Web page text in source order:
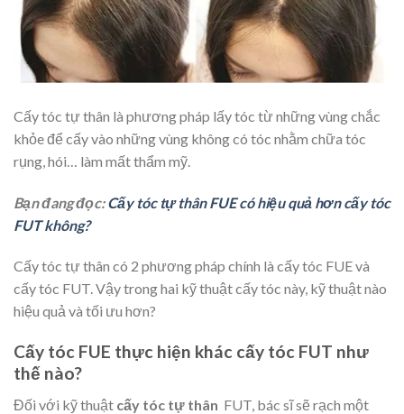
Cấy tóc tự thân là phương pháp lấy tóc từ những vùng chắc
khỏe để cấy vào những vùng không có tóc nhằm chữa tóc
rụng, hói… làm mất thẩm mỹ.
Bạn đang đọc:Cấy tóc tự thân FUE có hiệu quả hơn cấy tóc
FUT không?
Cấy tóc tự thân có 2 phương pháp chính là cấy tóc FUE và
cấy tóc FUT. Vậy trong hai kỹ thuật cấy tóc này, kỹ thuật nào
hiệu quả và tối ưu hơn?
Cấy tóc FUE thực hiện khác cấy tóc FUT như
thế nào?
Đối với kỹ thuật cấy tóc tự thân FUT, bác sĩ sẽ rạch một